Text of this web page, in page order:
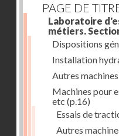
PAGE DE
Laboratoire
métiers.
Dispositions
Installation
Autres
Machines pour
etc (p.16)
Essais de
Autres